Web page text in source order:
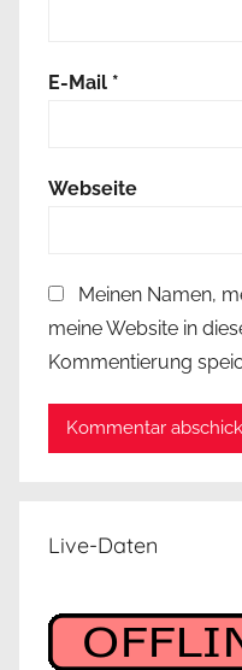
E-Mail *
Webseite
Meinen Namen,
meine Website in
Kommentierung
Live-Daten